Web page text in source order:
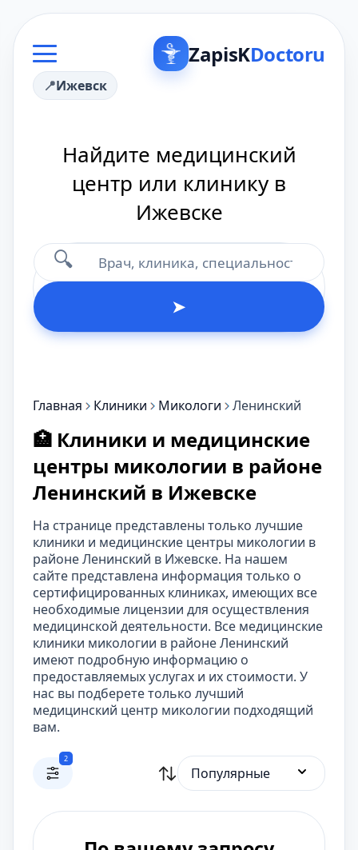
ZapisKDoctoru
Ижевск
Найдите медицинский
центр или клинику в
Ижевске
🔍
➤
Главная Клиники Микологи Ленинский
🏥 Клиники и медицинские
центры микологии в районе
Ленинский в Ижевске
На странице представлены только лучшие
клиники и медицинские центры микологии в
районе Ленинский в Ижевске. На нашем
сайте представлена информация только о
сертифицированных клиниках, имеющих все
необходимые лицензии для осуществления
медицинской деятельности. Все медицинские
клиники микологии в районе Ленинский
имеют подробную информацию о
предоставляемых услугах и их стоимости. У
нас вы подберете только лучший
медицинский центр микологии подходящий
вам.
2
Популярные